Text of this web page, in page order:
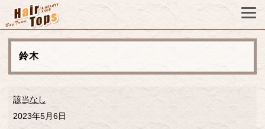
鈴木
木該当なし
2023年5月6日